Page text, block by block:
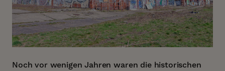
Noch vor wenigen Jahren waren die historischen